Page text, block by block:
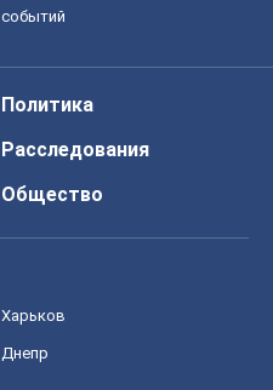
событий
Политика
Расследования
Общество
Харьков
Днепр